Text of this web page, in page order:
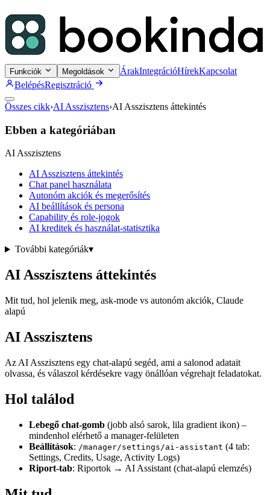
Funkciók Megoldások ÁrakIntegrációHírekKapcsolat
BelépésRegisztráció
Összes cikk›AI Asszisztens›AI Asszisztens áttekintés
Ebben a kategóriában
AI Asszisztens
AI Asszisztens áttekintés
Chat panel használata
Autonóm akciók és megerősítés
AI beállítások és persona
Capability és role-jogok
AI kreditek és használat-statisztika
További kategóriák▾
AI Asszisztens áttekintés
Mit tud, hol jelenik meg, ask-mode vs autonóm akciók, Claude
alapú
AI Asszisztens
Az AI Asszisztens egy chat-alapú segéd, ami a salonod adatait
olvassa, és válaszol kérdésekre vagy önállóan végrehajt feladatokat.
Hol találod
Lebegő chat-gomb (jobb alsó sarok, lila gradient ikon) –
mindenhol elérhető a manager-felületen
Beállítások: /manager/settings/ai-assistant (4 tab:
Settings, Credits, Usage, Activity Logs)
Riport-tab: Riportok → AI Assistant (chat-alapú elemzés)